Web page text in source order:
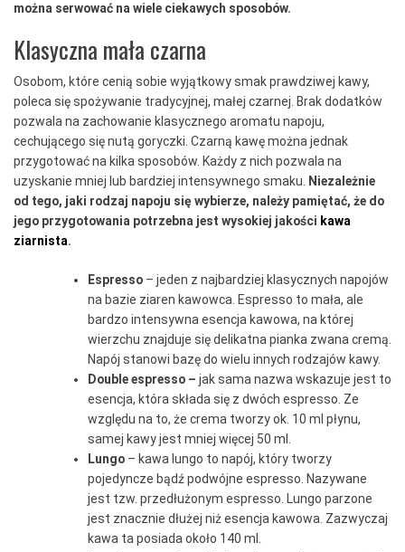
można serwować na wiele ciekawych sposobów.
Klasyczna mała czarna
Osobom, które cenią sobie wyjątkowy smak prawdziwej kawy,
poleca się spożywanie tradycyjnej, małej czarnej. Brak dodatków
pozwala na zachowanie klasycznego aromatu napoju,
cechującego się nutą goryczki. Czarną kawę można jednak
przygotować na kilka sposobów. Każdy z nich pozwala na
uzyskanie mniej lub bardziej intensywnego smaku. Niezależnie
od tego, jaki rodzaj napoju się wybierze, należy pamiętać, że do
jego przygotowania potrzebna jest wysokiej jakości kawa
ziarnista.
Espresso – jeden z najbardziej klasycznych napojów
na bazie ziaren kawowca. Espresso to mała, ale
bardzo intensywna esencja kawowa, na której
wierzchu znajduje się delikatna pianka zwana cremą.
Napój stanowi bazę do wielu innych rodzajów kawy.
Double espresso – jak sama nazwa wskazuje jest to
esencja, która składa się z dwóch espresso. Ze
względu na to, że crema tworzy ok. 10 ml płynu,
samej kawy jest mniej więcej 50 ml.
Lungo – kawa lungo to napój, który tworzy
pojedyncze bądź podwójne espresso. Nazywane
jest tzw. przedłużonym espresso. Lungo parzone
jest znacznie dłużej niż esencja kawowa. Zazwyczaj
kawa ta posiada około 140 ml.